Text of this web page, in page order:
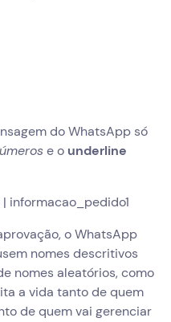
do WhatsApp só
e o underline
informacao_pedido1
o WhatsApp
nomes descritivos
nomes aleatórios, como
a vida tanto de quem
de quem vai gerenciar